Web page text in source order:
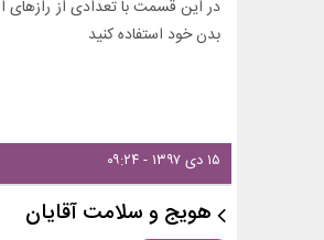
در این قسمت با تعدادی از رازهای
بدن خود استفاده کنید
۱۵ دی ۱۳۹۷ - ۰۹:۲۴
هویج و سلامت آقایان